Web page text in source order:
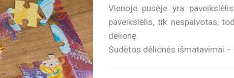
Vienoje pusėje yra
paveikslėlis, tik nespalvotas,
dėlionę.
Sudėtos dėlionės išmatavimai –